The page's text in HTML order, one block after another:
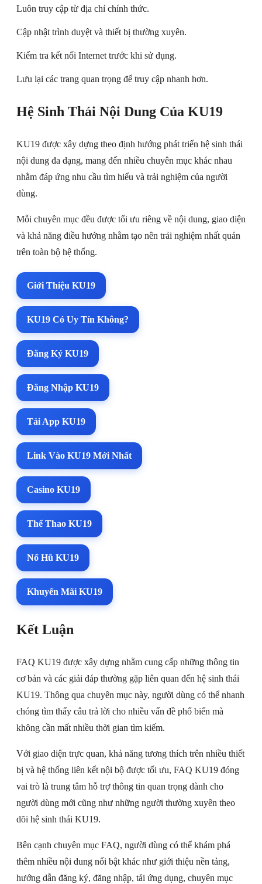
Luôn truy cập từ địa chỉ chính thức.
Cập nhật trình duyệt và thiết bị thường xuyên.
Kiểm tra kết nối Internet trước khi sử dụng.
Lưu lại các trang quan trọng để truy cập nhanh hơn.
Hệ Sinh Thái Nội Dung Của KU19
KU19 được xây dựng theo định hướng phát triển hệ sinh thái
nội dung đa dạng, mang đến nhiều chuyên mục khác nhau
nhằm đáp ứng nhu cầu tìm hiểu và trải nghiệm của người
dùng.
Mỗi chuyên mục đều được tối ưu riêng về nội dung, giao diện
và khả năng điều hướng nhằm tạo nên trải nghiệm nhất quán
trên toàn bộ hệ thống.
Giới Thiệu KU19
KU19 Có Uy Tín Không?
Đăng Ký KU19
Đăng Nhập KU19
Tải App KU19
Link Vào KU19 Mới Nhất
Casino KU19
Thể Thao KU19
Nổ Hũ KU19
Khuyến Mãi KU19
Kết Luận
FAQ KU19 được xây dựng nhằm cung cấp những thông tin
cơ bản và các giải đáp thường gặp liên quan đến hệ sinh thái
KU19. Thông qua chuyên mục này, người dùng có thể nhanh
chóng tìm thấy câu trả lời cho nhiều vấn đề phổ biến mà
không cần mất nhiều thời gian tìm kiếm.
Với giao diện trực quan, khả năng tương thích trên nhiều thiết
bị và hệ thống liên kết nội bộ được tối ưu, FAQ KU19 đóng
vai trò là trung tâm hỗ trợ thông tin quan trọng dành cho
người dùng mới cũng như những người thường xuyên theo
dõi hệ sinh thái KU19.
Bên cạnh chuyên mục FAQ, người dùng có thể khám phá
thêm nhiều nội dung nổi bật khác như giới thiệu nền tảng,
hướng dẫn đăng ký, đăng nhập, tải ứng dụng, chuyên mục